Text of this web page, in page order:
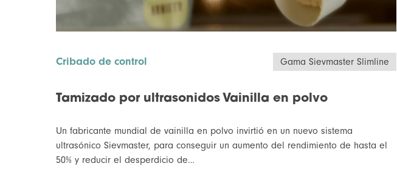
Cribado de control Gama Sievmaster Slimline
Tamizado por ultrasonidos Vainilla en polvo
Un fabricante mundial de vainilla en polvo invirtió en un nuevo sistema
ultrasónico Sievmaster, para conseguir un aumento del rendimiento de hasta el
50% y reducir el desperdicio de…